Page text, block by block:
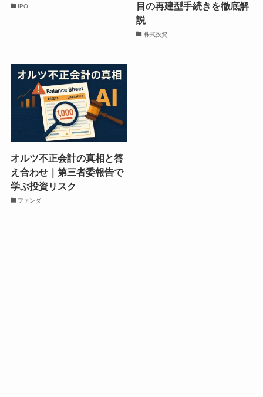
IPO
目の再建型手続きを徹底解
説
株式投資
オルツ不正会計の真相と答
え合わせ｜第三者委報告で
学ぶ投資リスク
ファンダ